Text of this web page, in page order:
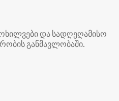
და სადღეღამისო
განმავლობაში.